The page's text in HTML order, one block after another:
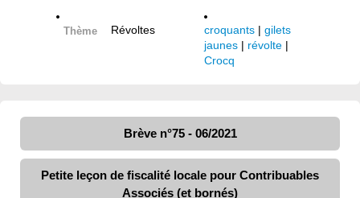
Thème Révoltes croquants | gilets
jaunes | révolte |
Crocq
Brève n°75 - 06/2021
Petite leçon de fiscalité locale pour Contribuables
Associés (et bornés)